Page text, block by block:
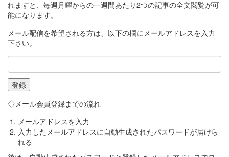
れますと、毎週月曜からの一週間あたり2つの記事の全文閲覧が可
能になります。
メール配信を希望される方は、以下の欄にメールアドレスを入力
下さい。
◇メール会員登録までの流れ
メールアドレスを入力
入力したメールアドレスに自動生成されたパスワードが届けら
れる